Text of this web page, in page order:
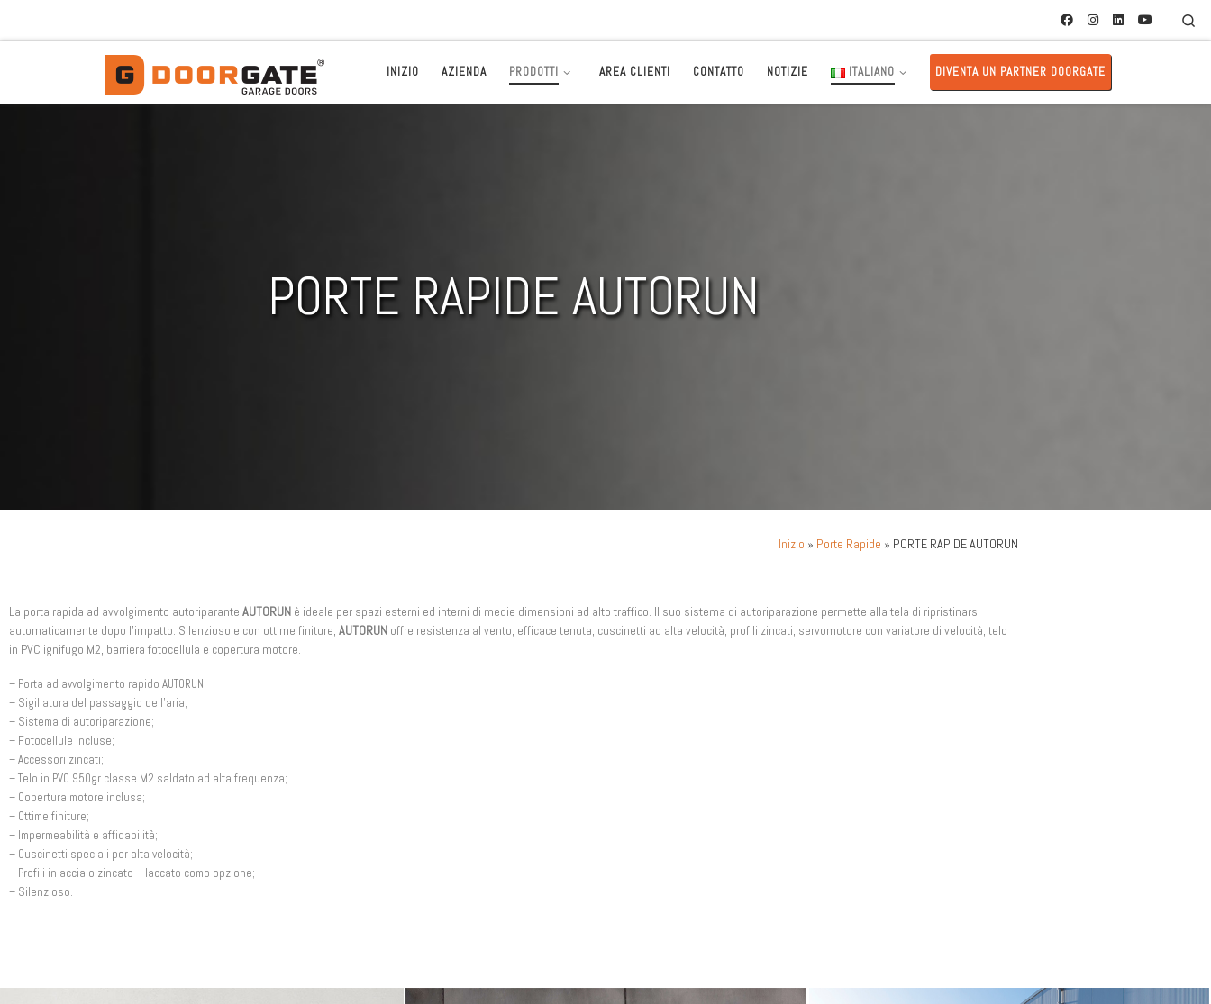
INIZIO AZIENDA PRODOTTI AREA CLIENTI CONTATTO NOTIZIE ITALIANO DIVENTA UN PARTNER DOORGATE
PORTE RAPIDE AUTORUN
Inizio » Porte Rapide » PORTE RAPIDE AUTORUN
La porta rapida ad avvolgimento autoriparante AUTORUN è ideale per spazi esterni ed interni di medie dimensioni ad alto traffico. Il suo sistema di autoriparazione permette alla tela di ripristinarsi
automaticamente dopo l’impatto. Silenzioso e con ottime finiture, AUTORUN offre resistenza al vento, efficace tenuta, cuscinetti ad alta velocità, profili zincati, servomotore con variatore di velocità, telo
in PVC ignifugo M2, barriera fotocellula e copertura motore.
– Porta ad avvolgimento rapido AUTORUN;
– Sigillatura del passaggio dell’aria;
– Sistema di autoriparazione;
– Fotocellule incluse;
– Accessori zincati;
– Telo in PVC 950gr classe M2 saldato ad alta frequenza;
– Copertura motore inclusa;
– Ottime finiture;
– Impermeabilità e affidabilità;
– Cuscinetti speciali per alta velocità;
– Profili in acciaio zincato – laccato como opzione;
– Silenzioso.